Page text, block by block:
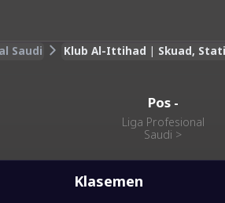
Saudi Klub Al-Ittihad | Skuad,
Pos -
Liga Profesional
Saudi >
Klasemen